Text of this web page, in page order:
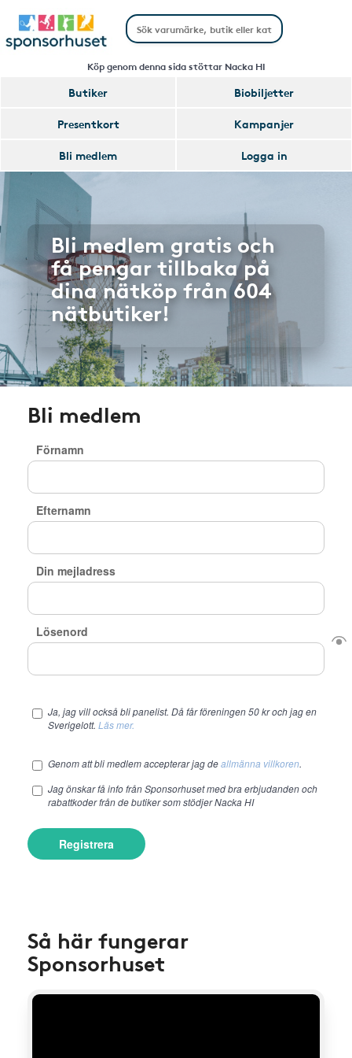
Köp genom denna sida stöttar Nacka HI
Butiker
Biobiljetter
Presentkort
Kampanjer
Bli medlem
Logga in
Bli medlem gratis och
få pengar tillbaka på
dina nätköp från 604
nätbutiker!
Bli medlem
Förnamn
Efternamn
Din mejladress
Lösenord
Ja, jag vill också bli panelist. Då får föreningen 50 kr och jag en
Sverigelott. Läs mer.
Genom att bli medlem accepterar jag deallmänna villkoren.
Jag önskar få info från Sponsorhuset med bra erbjudanden och
rabattkoder från de butiker som stödjer Nacka HI
Registrera
Så här fungerar
Sponsorhuset